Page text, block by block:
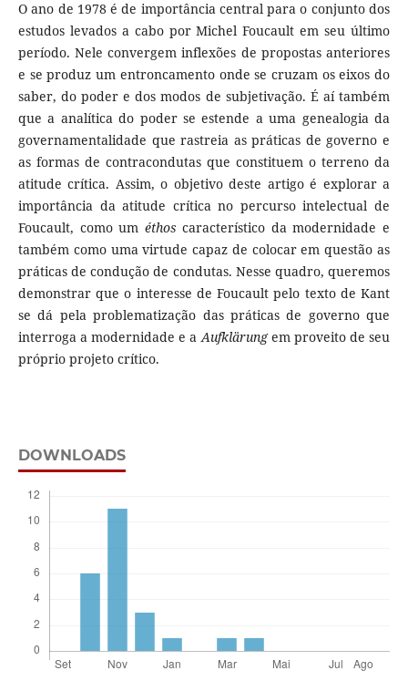
O ano de 1978 é de importância central para o conjunto dos
estudos levados a cabo por Michel Foucault em seu último
período. Nele convergem inflexões de propostas anteriores
e se produz um entroncamento onde se cruzam os eixos do
saber, do poder e dos modos de subjetivação. É aí também
que a analítica do poder se estende a uma genealogia da
governamentalidade que rastreia as práticas de governo e
as formas de contracondutas que constituem o terreno da
atitude crítica. Assim, o objetivo deste artigo é explorar a
importância da atitude crítica no percurso intelectual de
Foucault, como um éthos característico da modernidade e
também como uma virtude capaz de colocar em questão as
práticas de condução de condutas. Nesse quadro, queremos
demonstrar que o interesse de Foucault pelo texto de Kant
se dá pela problematização das práticas de governo que
interroga a modernidade e aAufklärungem proveito de seu
próprio projeto crítico.
DOWNLOADS